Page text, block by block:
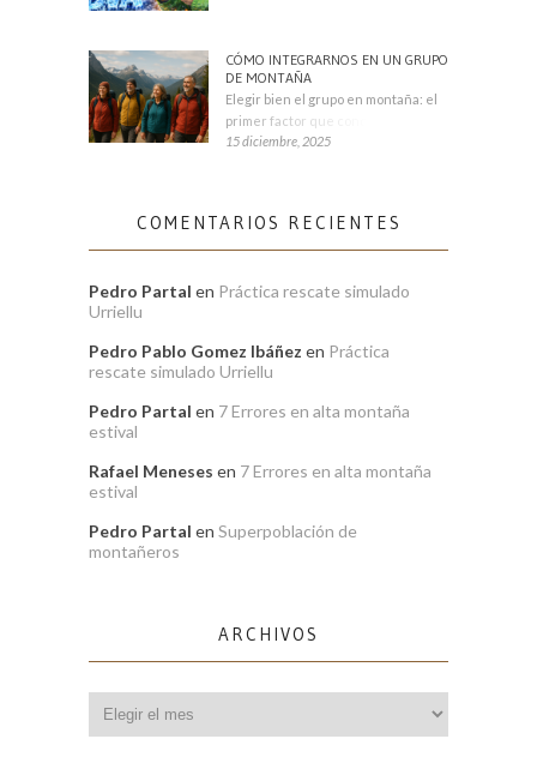
CÓMO INTEGRARNOS EN UN GRUPO
DE MONTAÑA
Elegir bien el grupo en montaña: el
primer factor que condiciona tu
15 diciembre, 2025
COMENTARIOS RECIENTES
Pedro Partal en Práctica rescate simulado
Urriellu
Pedro Pablo Gomez Ibáñez en Práctica
rescate simulado Urriellu
Pedro Partal en 7 Errores en alta montaña
estival
Rafael Meneses en 7 Errores en alta montaña
estival
Pedro Partal en Superpoblación de
montañeros
ARCHIVOS